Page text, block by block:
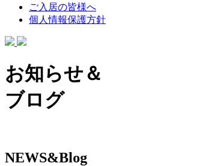
ご入居の皆様へ
個人情報保護方針
お知らせ＆
ブログ
NEWS&Blog